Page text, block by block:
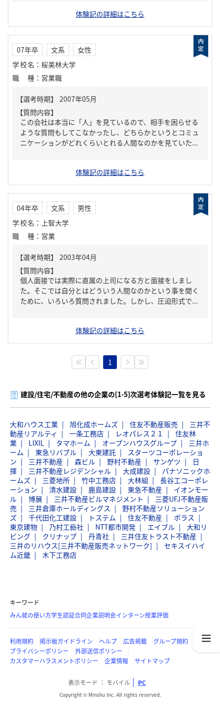
体験記の詳細はこちら
07年卒 文系
女性
学校名 ： 桜美林大学
職種 ： 営業職
【質問内容】
この会社は本当に「人」を見ているので、相手を困らせる
ような質問もしてこなかったし、どちらかというとコミュ
ニケーションがどれくらいとれる人間なのかを見ていた...
体験記の詳細はこちら
04年卒 文系
男性
学校名 ： 上智大学
職種 ： 営業
【質問内容】
個人面接では実際に直属の上司になる方と面接をしまし
た。そこでは自分とはどういう人間なのかという事を聞く
ために、いろいろ質問されました。しかし、圧迫形式で...
体験記の詳細はこちら
1
建設/住宅/不動産の他の企業の[1-5]次選考体験記一覧を見る
大和ハウス工業 旭化成ホームズ 住友不動産販売
三井不
動産リアルティ
一条工務店 レオパレス２１
住友林
業
LIXIL タマホーム オープンハウスグループ
三井ホ
ーム
東急リバブル 大東建託
スターツコーポレーショ
ン
三井不動産 森ビル 野村不動産 サンゲツ
日
揮
三井不動産レジデンシャル 大成建設
パナソニックホ
ームズ
三菱地所 竹中工務店 大林組
長谷工コーポレ
ーション
清水建設 鹿島建設 東急不動産
イオンモー
ル
博展 三井不動産ビルマネジメント
三菱UFJ不動産販
売
三井倉庫ホールディングス
野村不動産ソリューション
ズ
千代田化工建設 トステム 住友不動産
ポラス
東京建物
乃村工藝社 NTT都市開発 エイブル
大和リ
ビング
クリナップ 丹青社
三井住友トラスト不動産
三井のリハウス[三井不動産販売ネットワーク]
セキスイハイ
ム近畿
木下工務店
キーワード
みん就の使い方学生認証合同企業説明会インターン授業評価
利用規約 掲示板ガイドライン ヘルプ 広告掲載
グループ規約
プライバシーポリシー
外部送信ポリシー
カスタマーハラスメントポリシー
企業情報 サイトマップ
表示モード モバイル PC
Copyright © Minshu Inc. All rights reserved.